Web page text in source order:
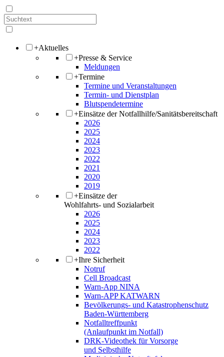
+Aktuelles
+Presse & Service
Meldungen
+Termine
Termine und Veranstaltungen
Termin- und Dienstplan
Blutspendetermine
+Einsätze der Notfallhilfe/Sanitätsbereitschaft
2026
2025
2024
2023
2022
2021
2020
2019
+Einsätze der
Wohlfahrts- und Sozialarbeit
2026
2025
2024
2023
2022
+Ihre Sicherheit
Notruf
Cell Broadcast
Warn-App NINA
Warn-APP KATWARN
Bevölkerungs- und Katastrophenschutz
Baden-Württemberg
Notfalltreffpunkt
(Anlaufpunkt im Notfall)
DRK-Videothek für Vorsorge
und Selbsthilfe